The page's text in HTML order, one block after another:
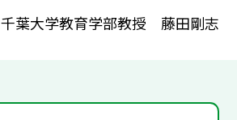
千葉大学教育学部教授 藤田剛志